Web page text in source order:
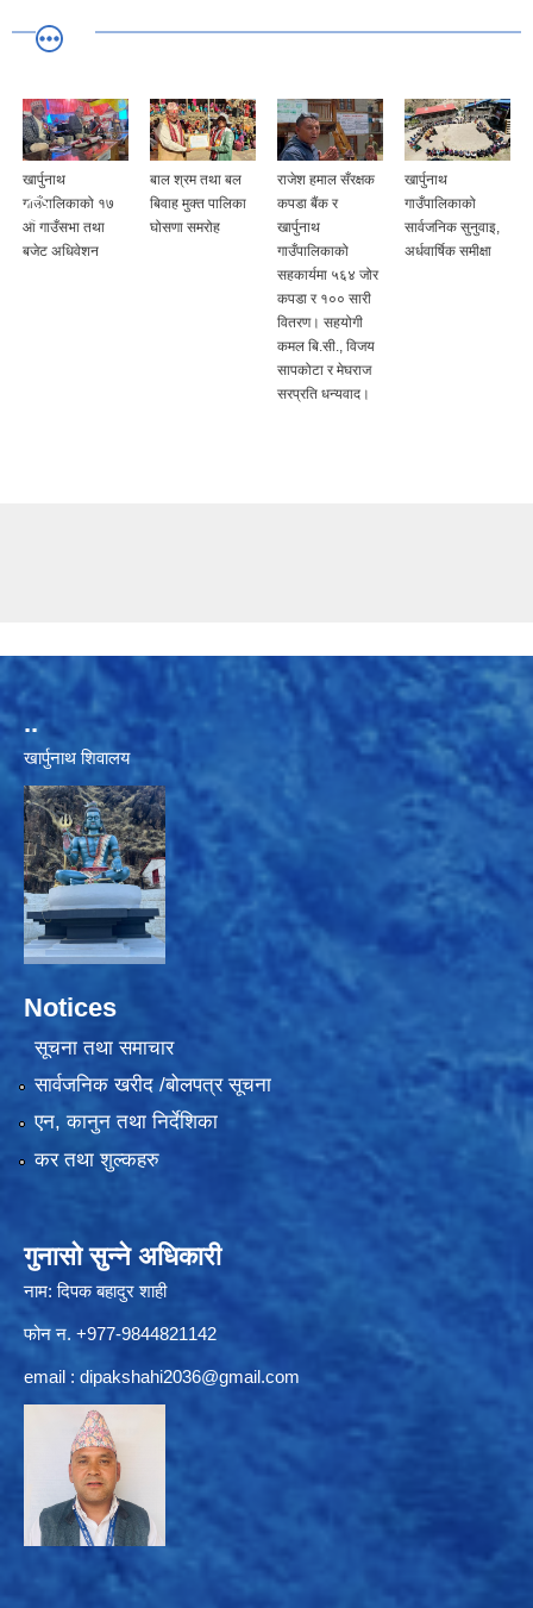
खार्पुनाथ
गाउँपालिकाको १७
औं गाउँसभा तथा
बजेट अधिवेशन
बाल श्रम तथा बल
बिवाह मुक्त पालिका
घोसणा समरोह
राजेश हमाल सँरक्षक
कपडा बैंक र
खार्पुनाथ
गाउँपालिकाको
सहकार्यमा ५६४ जोर
कपडा र १०० सारी
वितरण। सहयोगी
कमल बि.सी., विजय
सापकोटा र मेघराज
सरप्रति धन्यवाद।
खार्पुनाथ
गाउँपालिकाको
सार्वजनिक सुनुवाइ,
अर्धवार्षिक समीक्षा
..
खार्पुनाथ शिवालय
Notices
सूचना तथा समाचार
सार्वजनिक खरीद /बोलपत्र सूचना
एन, कानुन तथा निर्देशिका
कर तथा शुल्कहरु
गुनासो सुन्ने अधिकारी
नाम: दिपक बहादुर शाही
फोन न. +977-9844821142
email : dipakshahi2036@gmail.com